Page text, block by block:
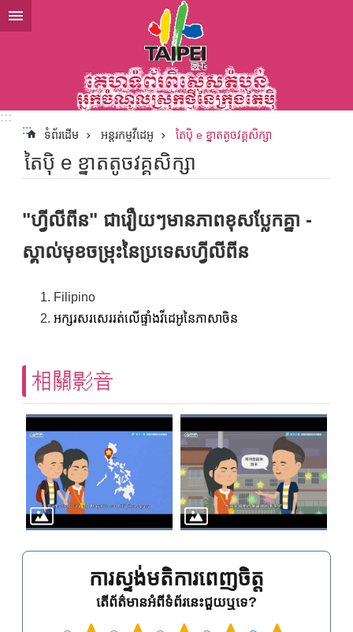
ទៅកាន់មាតិកាប្លុកមាតិកាសំខាន់
:::
:::
ទំព័រដើម អន្តរកម្មវីដេអូ តៃប៉ិ e ខ្នាតតូចវគ្គសិក្សា
តៃប៉ិ e ខ្នាតតូចវគ្គសិក្សា
"ហ្វីលីពីន" ជារឿយៗមានភាពខុសប្លែកគ្នា -
ស្គាល់មុខចម្រុះនៃប្រទេសហ្វីលីពីន
Filipino
អក្សរសរសេររត់លើផ្ទាំងវីដេអូនៃភាសាចិន
相關影音
ការស្ទង់មតិការពេញចិត្ត
តើព័ត៌មានអំពីទំព័រនេះជួយឬទេ?